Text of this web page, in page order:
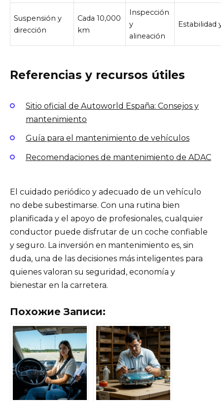
Suspensión y
dirección
Cada 10,000
km
Inspección
y
alineación
Estabilidad
Referencias y recursos útiles
Sitio oficial de Autoworld España: Consejos y
mantenimiento
Guía para el mantenimiento de vehículos
Recomendaciones de mantenimiento de ADAC
El cuidado periódico y adecuado de un vehículo
no debe subestimarse. Con una rutina bien
planificada y el apoyo de profesionales, cualquier
conductor puede disfrutar de un coche confiable
y seguro. La inversión en mantenimiento es, sin
duda, una de las decisiones más inteligentes para
quienes valoran su seguridad, economía y
bienestar en la carretera.
Похожие Записи: